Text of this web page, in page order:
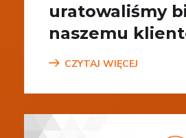
uratowaliśmy
naszemu
CZYTAJ WIĘCEJ